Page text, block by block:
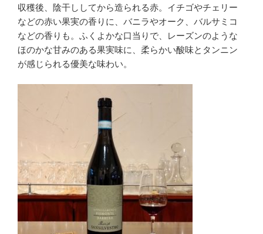
収穫後、陰干ししてから造られる赤。イチゴやチェリー
などの赤い果実の香りに、バニラやオーク、バルサミコ
などの香りも。ふくよかな口当りで、レーズンのような
ほのかな甘みのある果実味に、柔らかい酸味とタンニン
が感じられる優美な味わい。